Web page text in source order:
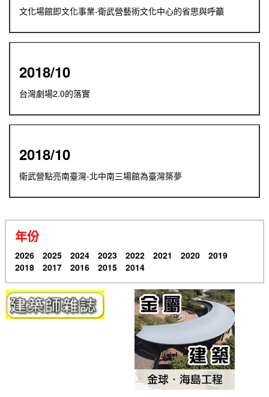
文化場館即文化事業-衛武營藝術文化中心的省思與呼籲
2018/10
台灣劇場2.0的落實
2018/10
衛武營點亮南臺灣-北中南三場館為臺灣築夢
年份
2026 2025 2024 2023 2022 2021 2020
2019
2018
2017 2016 2015 2014